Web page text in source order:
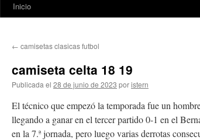
Saltar
contenido
Inicio
← camisetas clasicas futbol
camiseta celta 18 19
Publicada el 28 de junio de 2023 poristern
El técnico que empezó la temporada fue un
llegando a ganar en el tercer partido 0-1 en el
en la 7.ª jornada, pero luego varias derrotas